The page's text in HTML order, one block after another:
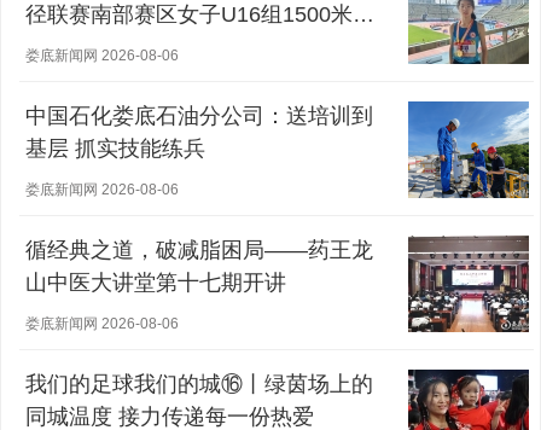
径联赛南部赛区女子U16组1500米冠
军
娄底新闻网 2026-08-06
中国石化娄底石油分公司：送培训到
基层 抓实技能练兵
娄底新闻网 2026-08-06
循经典之道，破减脂困局——药王龙
山中医大讲堂第十七期开讲
娄底新闻网 2026-08-06
我们的足球我们的城⑯丨绿茵场上的
同城温度 接力传递每一份热爱